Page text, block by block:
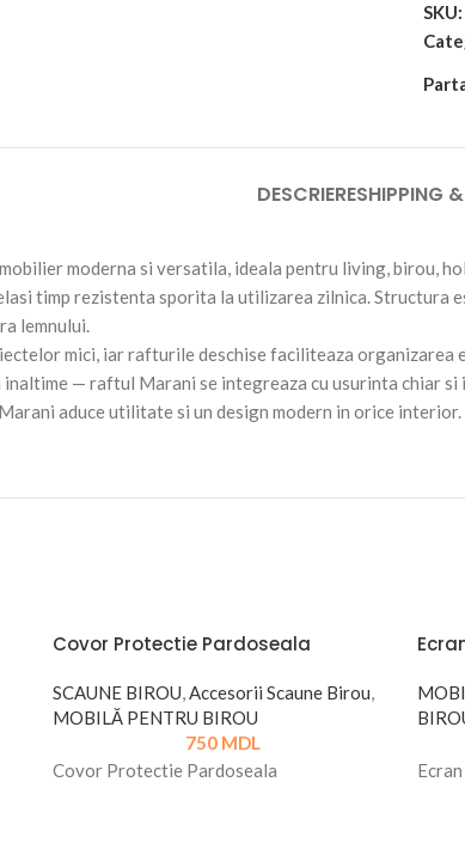
SKU:
DESCRIERESHIPPING
moderna si versatila, ideala pentru living, birou,
timp rezistenta sporita la utilizarea zilnica.
lemnului.
mici, iar rafturile deschise faciliteaza
inaltime — raftul Marani se integreaza cu usurinta chiar si
aduce utilitate si un design modern in orice interior.
Covor Protectie Pardoseala
SCAUNE BIROU,Accesorii Scaune Birou,
MOBILĂ PENTRU BIROU
750 MDL
Covor Protectie Pardoseala